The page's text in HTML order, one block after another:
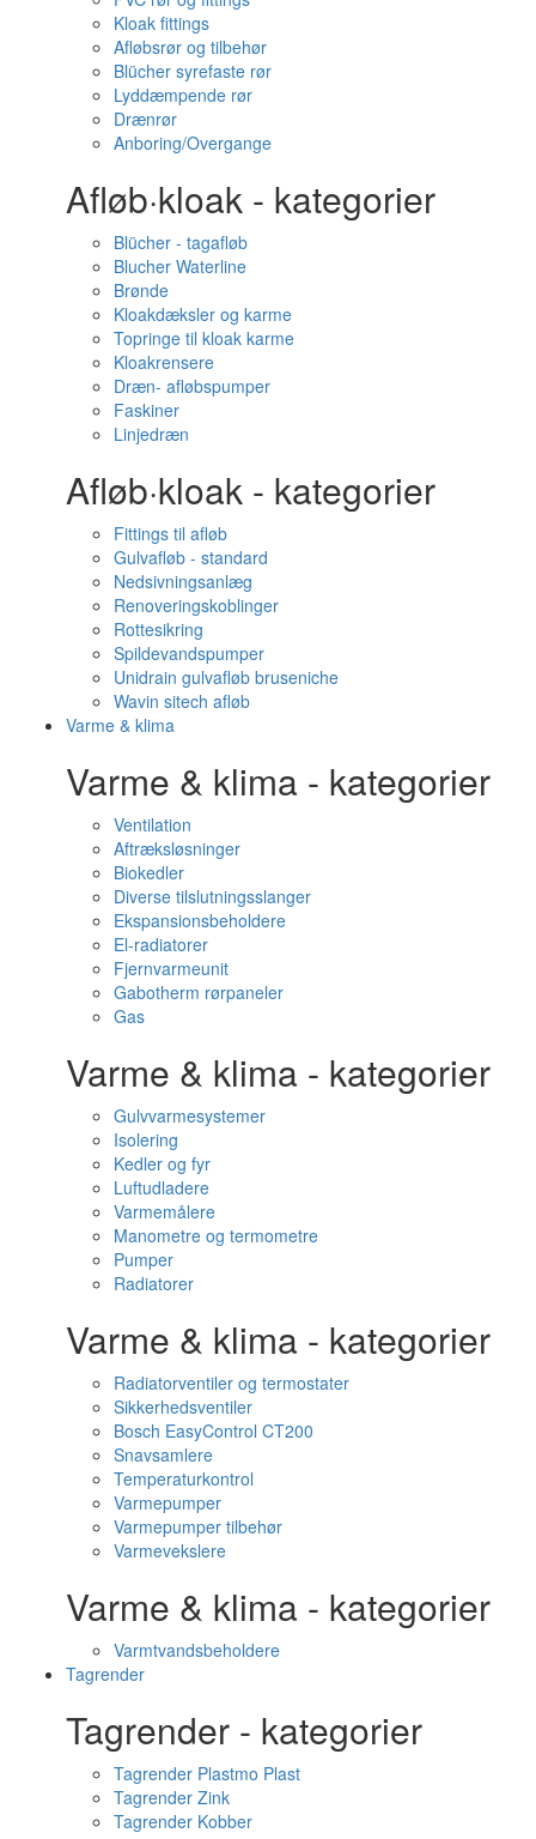
Kloak fittings
Afløbsrør og tilbehør
Blücher syrefaste rør
Lyddæmpende rør
Drænrør
Anboring/Overgange
Afløb·kloak - kategorier
Blücher - tagafløb
Blucher Waterline
Brønde
Kloakdæksler og karme
Topringe til kloak karme
Kloakrensere
Dræn- afløbspumper
Faskiner
Linjedræn
Afløb·kloak - kategorier
Fittings til afløb
Gulvafløb - standard
Nedsivningsanlæg
Renoveringskoblinger
Rottesikring
Spildevandspumper
Unidrain gulvafløb bruseniche
Wavin sitech afløb
Varme & klima
Varme & klima - kategorier
Ventilation
Aftræksløsninger
Biokedler
Diverse tilslutningsslanger
Ekspansionsbeholdere
El-radiatorer
Fjernvarmeunit
Gabotherm rørpaneler
Gas
Varme & klima - kategorier
Gulvvarmesystemer
Isolering
Kedler og fyr
Luftudladere
Varmemålere
Manometre og termometre
Pumper
Radiatorer
Varme & klima - kategorier
Radiatorventiler og termostater
Sikkerhedsventiler
Bosch EasyControl CT200
Snavsamlere
Temperaturkontrol
Varmepumper
Varmepumper tilbehør
Varmevekslere
Varme & klima - kategorier
Varmtvandsbeholdere
Tagrender
Tagrender - kategorier
Tagrender Plastmo Plast
Tagrender Zink
Tagrender Kobber